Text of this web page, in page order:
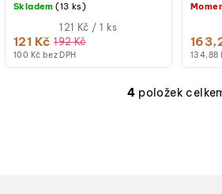
100 Kč bez DPH
121 Kč 192 Kč
Měrná
cena:
121 Kč / 1 ks
Skladem (13 ks)
osobní vzkaz pro oslavence....
134,88
O
4 položek